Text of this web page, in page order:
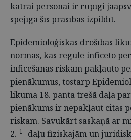
katrai personai ir rūpīgi
spējīga šīs prasības izpildīt.
Epidemioloģiskās drošības
normas, kas regulē inficēto
inficēšanās riskam pakļauto
pienākumus, tostarp
likuma 18. panta trešā daļa
pienākums ir nepakļaut citas
riskam. Savukārt saskaņā ar
2. 1
daļu fiziskajām un